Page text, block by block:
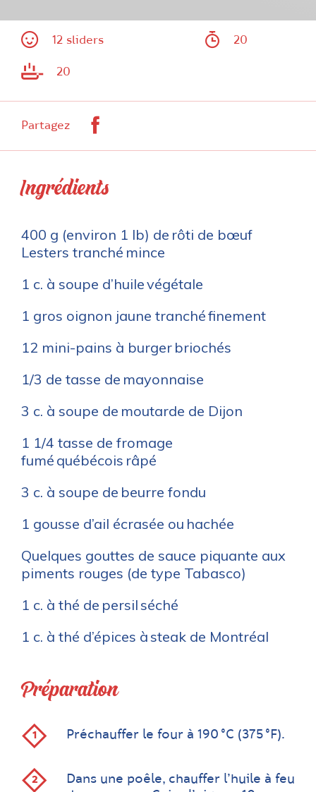
12 sliders 20
20
Partagez
Ingrédients
400 g (environ 1 lb) de rôti de bœuf
Lesters tranché mince
1 c. à soupe d’huile végétale
1 gros oignon jaune tranché finement
12 mini-pains à burger briochés
1/3 de tasse de mayonnaise
3 c. à soupe de moutarde de Dijon
1 1/4 tasse de ­fromage
fumé québécois râpé
3 c. à soupe de beurre fondu
1 gousse d’ail écrasée ou hachée
Quelques gouttes de sauce piquante aux
piments rouges (de type Tabasco)
1 c. à thé de persil séché
1 c. à thé d’épices à steak de Montréal
Préparation
Préchauffer le four à 190 °C (375 °F).
Dans une poêle, chauffer l’huile à feu